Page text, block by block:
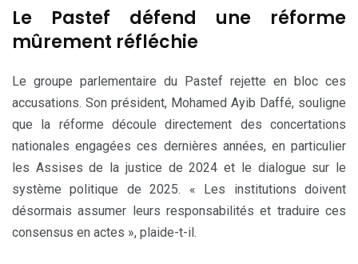
Le Pastef défend une réforme
mûrement réfléchie
Le groupe parlementaire du Pastef rejette en bloc ces
accusations. Son président, Mohamed Ayib Daffé, souligne
que la réforme découle directement des concertations
nationales engagées ces dernières années, en particulier
les Assises de la justice de 2024 et le dialogue sur le
système politique de 2025. « Les institutions doivent
désormais assumer leurs responsabilités et traduire ces
consensus en actes », plaide-t-il.